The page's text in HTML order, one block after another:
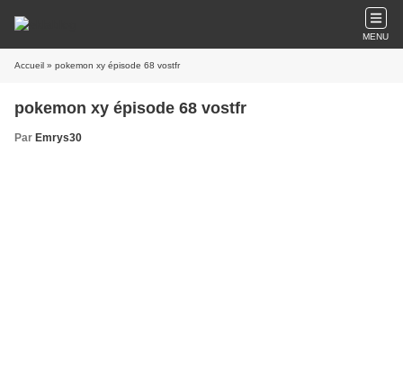
MENU
Accueil » pokemon xy épisode 68 vostfr
pokemon xy épisode 68 vostfr
Par Emrys30